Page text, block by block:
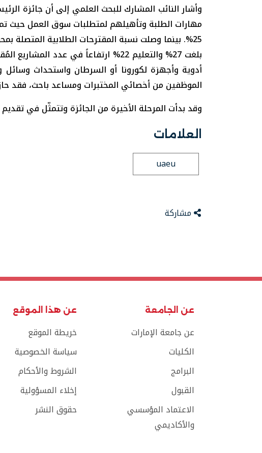
وأشار النائب المشارك للبحث العلمي إلى أن جائزة
بلغت 27% والتعليم 22% ارتفاعاً في
أدوية وأجهزة لكورونا أو السرطان واستحداث
الموظفين من أخصائي المختبرات ومساعد باحث، فقد حازت مشاريع
وقد بدأت المرحلة الأخيرة من الجائزة وتتمثّل في
العلامات
uaeu
مشاركة
عن الجامعة
عن جامعة الإمارات
الكليات
البرامج
القبول
الاعتماد المؤسسي
والأكاديمي
عن هذا الموقع
خريطة الموقع
سياسة الخصوصية
الشروط والأحكام
إخلاء المسؤولية
حقوق النشر